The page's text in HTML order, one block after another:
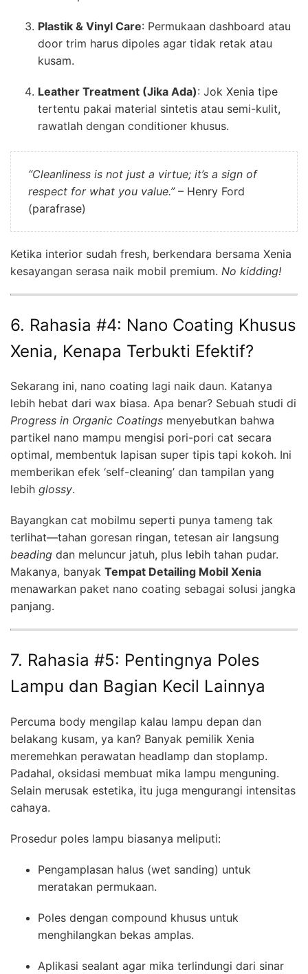
Plastik & Vinyl Care: Permukaan dashboard atau
door trim harus dipoles agar tidak retak atau
kusam.
Leather Treatment (Jika Ada): Jok Xenia tipe
tertentu pakai material sintetis atau semi-kulit,
rawatlah dengan conditioner khusus.
“Cleanliness is not just a virtue; it’s a sign of
respect for what you value.”– Henry Ford
(parafrase)
Ketika interior sudah fresh, berkendara bersama Xenia
kesayangan serasa naik mobil premium. No kidding!
6. Rahasia #4: Nano Coating Khusus
Xenia, Kenapa Terbukti Efektif?
Sekarang ini, nano coating lagi naik daun. Katanya
lebih hebat dari wax biasa. Apa benar? Sebuah studi di
Progress in Organic Coatings menyebutkan bahwa
partikel nano mampu mengisi pori-pori cat secara
optimal, membentuk lapisan super tipis tapi kokoh. Ini
memberikan efek ‘self-cleaning’ dan tampilan yang
lebih glossy.
Bayangkan cat mobilmu seperti punya tameng tak
terlihat—tahan goresan ringan, tetesan air langsung
beading dan meluncur jatuh, plus lebih tahan pudar.
Makanya, banyak Tempat Detailing Mobil Xenia
menawarkan paket nano coating sebagai solusi jangka
panjang.
7. Rahasia #5: Pentingnya Poles
Lampu dan Bagian Kecil Lainnya
Percuma body mengilap kalau lampu depan dan
belakang kusam, ya kan? Banyak pemilik Xenia
meremehkan perawatan headlamp dan stoplamp.
Padahal, oksidasi membuat mika lampu menguning.
Selain merusak estetika, itu juga mengurangi intensitas
cahaya.
Prosedur poles lampu biasanya meliputi:
Pengamplasan halus (wet sanding) untuk
meratakan permukaan.
Poles dengan compound khusus untuk
menghilangkan bekas amplas.
Aplikasi sealant agar mika terlindungi dari sinar